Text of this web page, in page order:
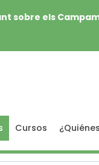
sobre els
Cursos